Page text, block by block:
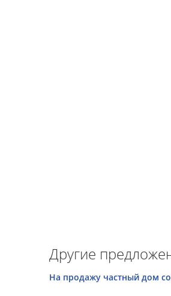
Другие
На продажу частный дом